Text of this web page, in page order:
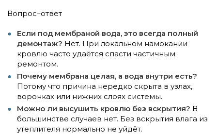
Вопрос–ответ
Если под мембраной вода, это всегда полный
демонтаж? Нет. При локальном намокании
кровлю часто удаётся спасти частичным
ремонтом.
Почему мембрана целая, а вода внутри есть?
Потому что причина нередко скрыта в узлах,
воронках или нижних слоях системы.
Можно ли высушить кровлю без вскрытия? В
большинстве случаев нет. Без вскрытия влага из
утеплителя нормально не уйдёт.